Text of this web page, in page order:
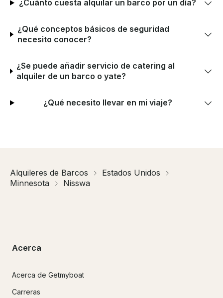
¿Cuánto cuesta alquilar un barco por un día?
¿Qué conceptos básicos de seguridad
necesito conocer?
¿Se puede añadir servicio de catering al
alquiler de un barco o yate?
¿Qué necesito llevar en mi viaje?
Alquileres de Barcos
Estados Unidos
Minnesota
Nisswa
Acerca
Acerca de Getmyboat
Carreras